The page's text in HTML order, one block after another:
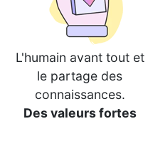
L'humain avant tout et
le partage des
connaissances.
Des valeurs fortes